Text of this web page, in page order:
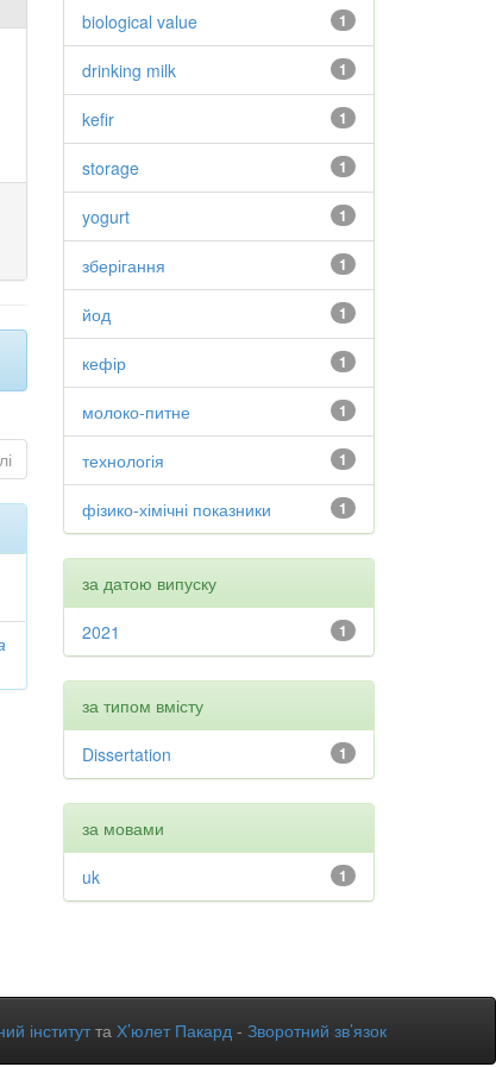
1
biological value
1
drinking milk
1
kefir
1
storage
1
yogurt
1
зберігання
1
йод
1
кефір
1
молоко-питне
1
технологія
1
фізико-хімічні показники
за датою випуску
1
2021
за типом вмісту
1
Dissertation
за мовами
1
uk
інститутта Х’юлет Пакард - Зворотний зв’язок